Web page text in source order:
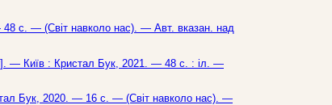
с. — (Світ навколо нас). — Авт. вказан. над
— Київ : Кристал Бук, 2021. — 48 с. : іл. —
Бук, 2020. — 16 с. — (Світ навколо нас). —